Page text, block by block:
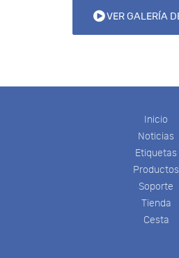
VER GALERÍA
Inicio
Noticias
Etiquetas
Productos
Soporte
Tienda
Cesta